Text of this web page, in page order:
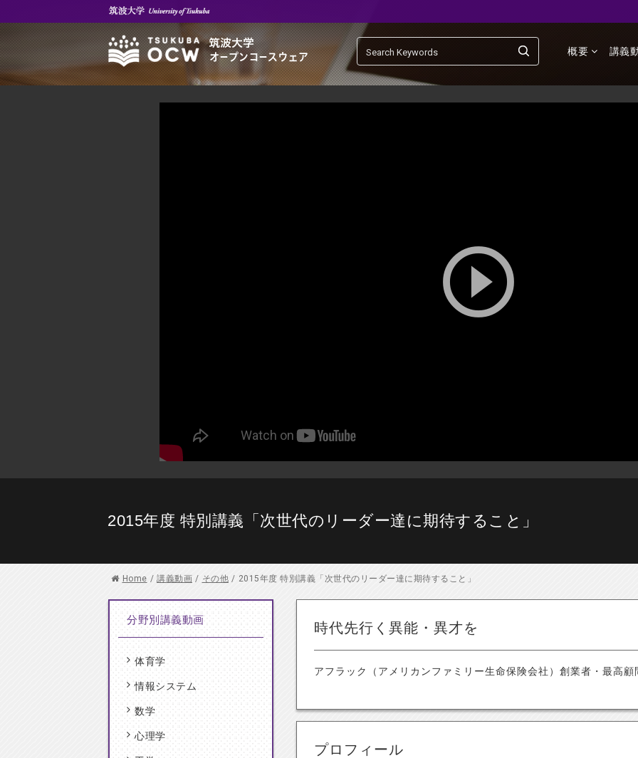
概要 講義
play_circle_outline
2015年度 特別講義「次世代のリーダー達に期待すること」
Home / 講義動画 / その他 / 2015年度 特別講義「次世代のリーダー達に期待すること」
時代先行く異能・異才を
アフラック（アメリカンファミリー生命保険会社）創業者・最高
プロフィール
分野別講義動画
体育学
情報システム
数学
心理学